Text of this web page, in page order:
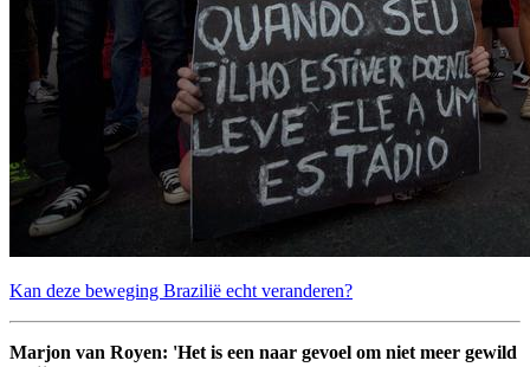
Kan deze beweging Brazilië echt veranderen?
Marjon van Royen: 'Het is een naar gevoel om niet meer gewild